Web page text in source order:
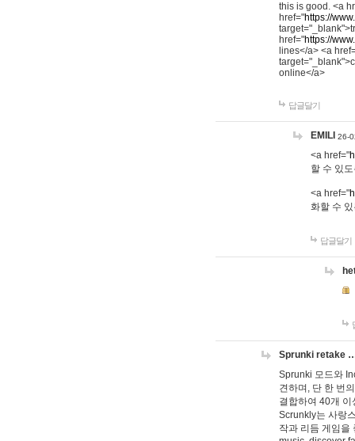
this is good. <a
href="https://
href="https://
lines</a> <a
online</a>
답글달기
EMILI 26-
<a href="
할 수 있
<a href="
화할 수
답글달기
Sprunki retake
Sprunki 모드와
견하며, 단 한 번
결합하여 40개
Scrunkly는 사랑
작과 리듬 게임을